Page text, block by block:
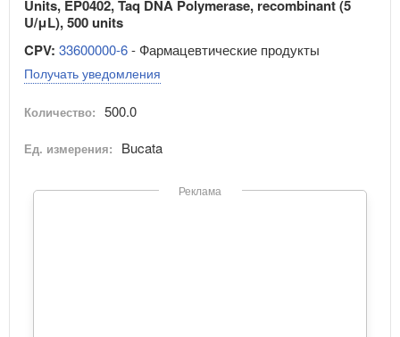
Units, EP0402, Taq DNA Polymerase, recombinant (5
U/μL), 500 units
CPV: 33600000-6- Фармацевтические продукты
Получать уведомления
Количество: 500.0
Ед. измерения: Bucata
Реклама